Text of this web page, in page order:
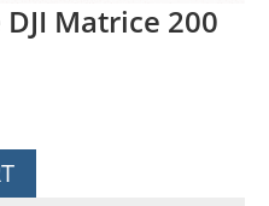
Matrice 200